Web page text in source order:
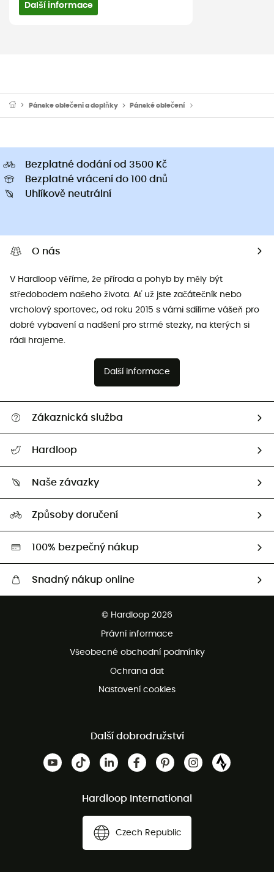
Další informace
Pánske oblečeni a doplňky Pánské oblečení
Bezplatné dodání od 3500 Kč
Bezplatné vrácení do 100 dnů
Uhlíkově neutrální
O nás
V Hardloop věříme, že příroda a pohyb by měly být
středobodem našeho života. Ať už jste začátečník nebo
vrcholový sportovec, od roku 2015 s vámi sdílíme vášeň pro
dobré vybavení a nadšení pro strmé stezky, na kterých si
rádi hrajeme.
Další informace
Zákaznická služba
Vrácení zboží a peněz
Hardloop
Naši Ambasadoři
Naše závazky
Second hand
HardGreen
Způsoby doručení
100% bezpečný nákup
Snadný nákup online
Bezplatné vrácení do 100 dnů
Bezplatná zákaznická služba
© Hardloop 2026
Právní informace
Všeobecné obchodní podmínky
Ochrana dat
Nastavení cookies
Další dobrodružství
Hardloop International
Czech Republic